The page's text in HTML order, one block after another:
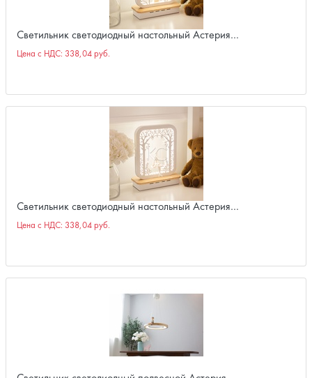
Светильник светодиодный настольный Астерия…
Цена с НДС: 338,04 руб.
Светильник светодиодный настольный Астерия…
Цена с НДС: 338,04 руб.